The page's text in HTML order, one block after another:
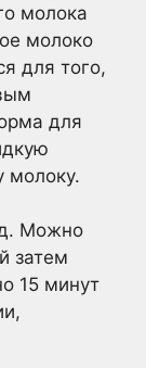
молока
молоко
для того,
для
молоку.
Можно
затем
15 минут